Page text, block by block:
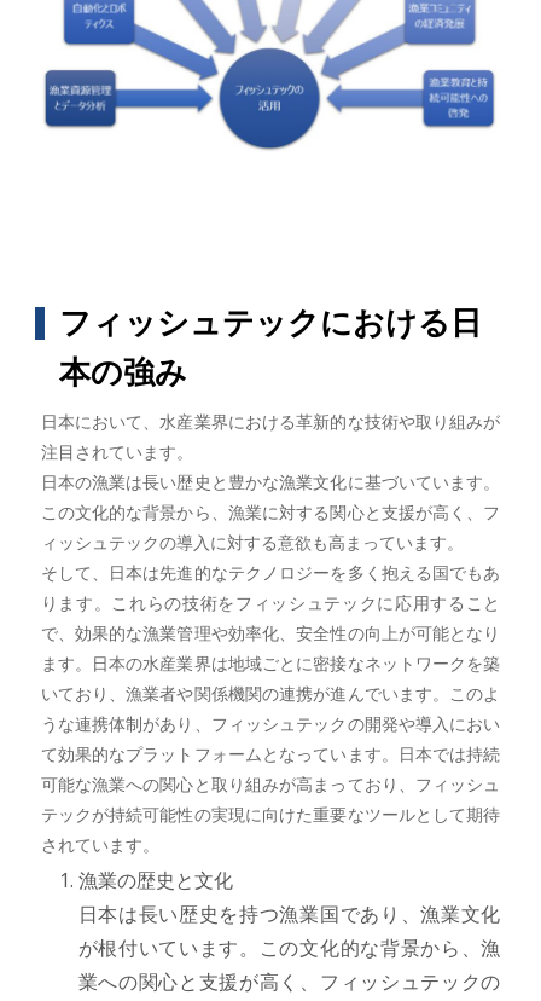
フィッシュテックにおける日
本の強み
日本において、水産業界における革新的な技術や取り組みが
注目されています。
日本の漁業は長い歴史と豊かな漁業文化に基づいています。
この文化的な背景から、漁業に対する関心と支援が高く、フ
ィッシュテックの導入に対する意欲も高まっています。
そして、日本は先進的なテクノロジーを多く抱える国でもあ
ります。これらの技術をフィッシュテックに応用すること
で、効果的な漁業管理や効率化、安全性の向上が可能となり
ます。日本の水産業界は地域ごとに密接なネットワークを築
いており、漁業者や関係機関の連携が進んでいます。このよ
うな連携体制があり、フィッシュテックの開発や導入におい
て効果的なプラットフォームとなっています。日本では持続
可能な漁業への関心と取り組みが高まっており、フィッシュ
テックが持続可能性の実現に向けた重要なツールとして期待
されています。
漁業の歴史と文化
日本は長い歴史を持つ漁業国であり、漁業文化
が根付いています。この文化的な背景から、漁
業への関心と支援が高く、フィッシュテックの